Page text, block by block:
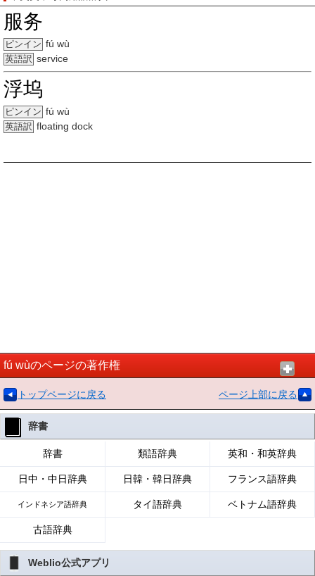
服务
ピンイン fú wù
英語訳 service
浮坞
ピンイン fú wù
英語訳 floating dock
fú wùのページの著作権
トップページに戻る ページ上部に戻る
辞書
辞書 類語辞典 英和・和英辞典
日中・中日辞典 日韓・韓日辞典 フランス語辞典
インドネシア語辞典 タイ語辞典 ベトナム語辞典
古語辞典
Weblio公式アプリ